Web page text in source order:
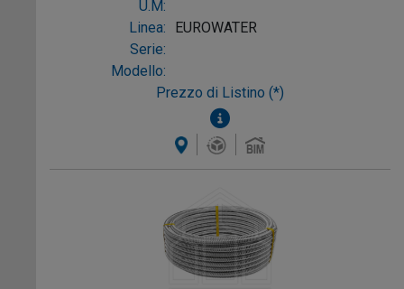
U.M:
Linea:
EUROWATER
Serie:
Modello:
Prezzo di Listino (*)